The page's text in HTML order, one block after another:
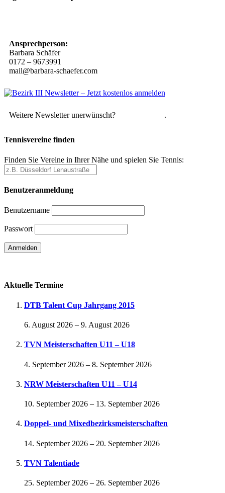
Ansprechperson:
Barbara Schäfer
0172 – 9673991
mail@barbara-schaefer.com
Weitere Newsletter unerwünscht? .
Tennisvereine finden
Finden Sie Vereine in Ihrer Nähe und spielen Sie Tennis:
Benutzeranmeldung
Benutzername
Passwort
Aktuelle Termine
DTB Talent Cup Jahrgang 2015
6. August 2026 – 9. August 2026
TVN Meisterschaften U11 – U18
4. September 2026 – 8. September 2026
NRW Meisterschaften U11 – U14
10. September 2026 – 13. September 2026
Doppel- und Mixedbezirksmeisterschaften
14. September 2026 – 20. September 2026
TVN Talentiade
25. September 2026 – 26. September 2026